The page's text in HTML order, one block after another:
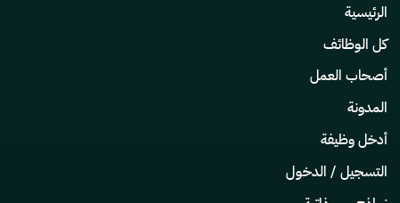
الرئيسية
كل الوظائف
أصحاب العمل
المدونة
أدخل وظيفة
التسجيل / الدخول